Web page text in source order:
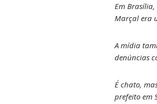
Em
Marçal era
A mídia
denúncias
É chato,
prefeito em